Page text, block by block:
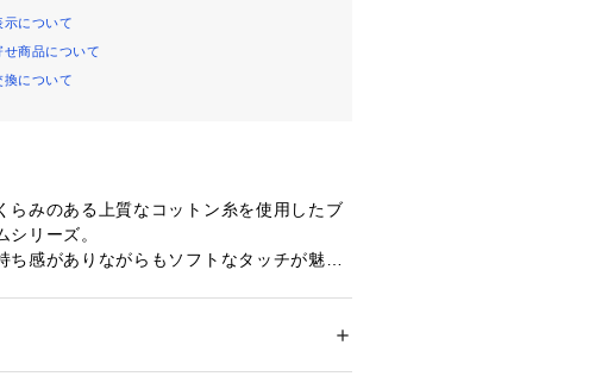
示について
せ商品について
換について
らみのある上質なコットン糸を使用したブ
シリーズ。
ち感がありながらもソフトなタッチが魅力
ース